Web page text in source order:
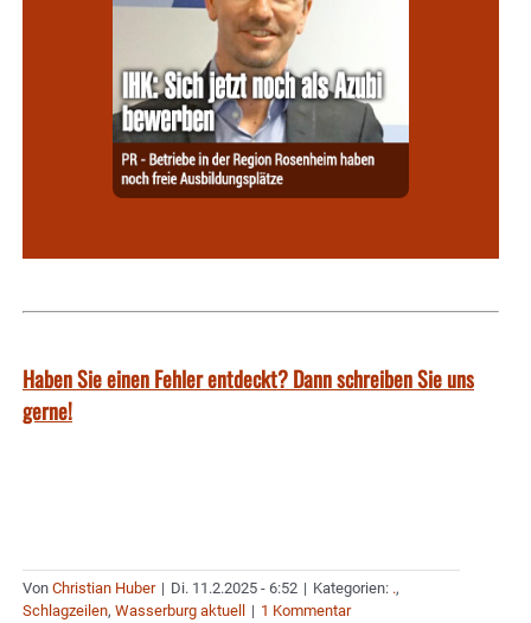
Haben Sie einen Fehler entdeckt? Dann schreiben Sie uns
gerne!
Von Christian Huber | Di. 11.2.2025 - 6:52 | Kategorien: .,
Schlagzeilen, Wasserburg aktuell | 1 Kommentar